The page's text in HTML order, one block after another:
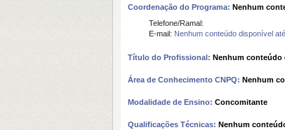
Coordenação do Programa: Nenhum
Telefone/Ramal:
E-mail: Nenhum conteúdo disponível
Título do Profissional: Nenhum conteúdo
Área de Conhecimento CNPQ: Nenhum
Modalidade de Ensino: Concomitante
Qualificações Técnicas: Nenhum